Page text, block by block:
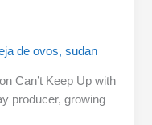
de ovos,sudan
Can’t Keep Up with
producer, growing